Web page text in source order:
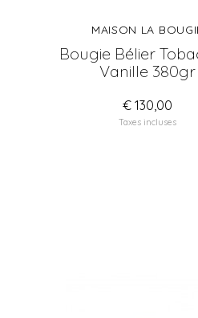
MAISON LA
Bougie Bélier
Vanille 380gr
€ 130,00
Taxes incluses